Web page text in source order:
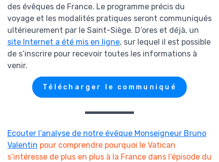
des évêques de France. Le programme précis du
voyage et les modalités pratiques seront communiqués
ultérieurement par le Saint-Siège. D’ores et déjà, un
site Internet a été mis en ligne, sur lequel il est possible
de s’inscrire pour recevoir toutes les informations à
venir.
Télécharger le communiqué
Ecouter l’analyse de notre évêque Monseigneur Bruno
Valentin pour comprendre pourquoi le Vatican
s’intéresse de plus en plus à la France dans l’épisode du